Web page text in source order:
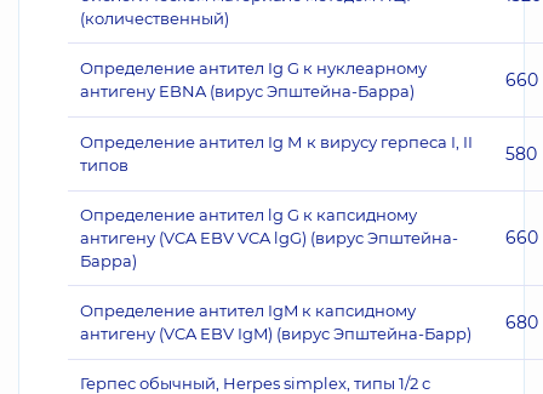
(количественный)
Определение антител Ig G к нуклеарному
антигену EBNA (вирус Эпштейна-Барра)
660
Определение антител Ig М к вирусу герпеса I, II
типов
580
Определение антител lg G к капсидному
антигену (VCA EBV VCA lgG) (вирус Эпштейна-
Барра)
660
Определение антител IgM к капсидному
антигену (VCA EBV IgM) (вирус Эпштейна-Барр)
680
Герпес обычный, Herpes simplex, типы 1/2 с